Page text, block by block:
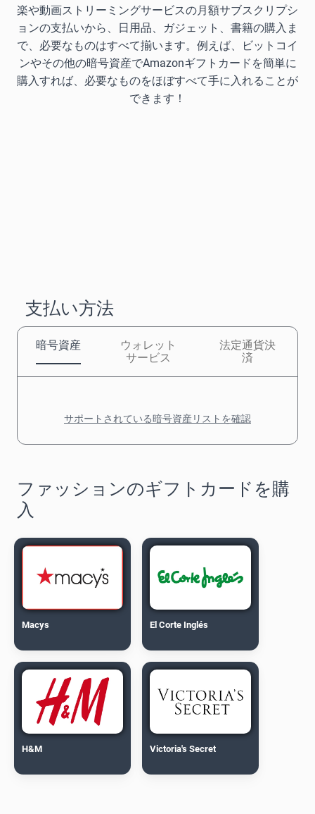
楽や動画ストリーミングサービスの月額サブスクリプシ
ョンの支払いから、日用品、ガジェット、書籍の購入ま
で、必要なものはすべて揃います。例えば、ビットコイ
ンやその他の暗号資産でAmazonギフトカードを簡単に
購入すれば、必要なものをほぼすべて手に入れることが
できます！
支払い方法
暗号資産
ウォレット
サービス
法定通貨決
済
サポートされている暗号資産リストを確認
ファッションのギフトカードを購
入
Macys El Corte Inglés
H&M Victoria's Secret